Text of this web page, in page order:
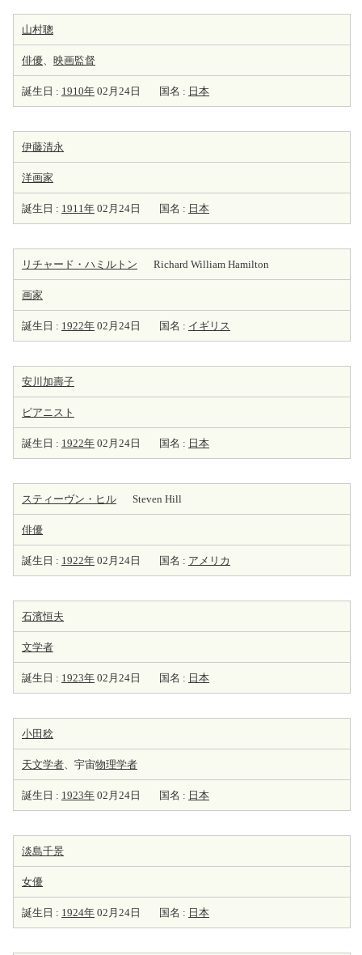
山村聰
俳優、 映画監督
誕生日 : 1910年 02月24日 国名 : 日本
伊藤清永
洋画家
誕生日 : 1911年 02月24日 国名 : 日本
リチャード・ハミルトン Richard William Hamilton
画家
誕生日 : 1922年 02月24日 国名 : イギリス
安川加壽子
ピアニスト
誕生日 : 1922年 02月24日 国名 : 日本
スティーヴン・ヒル Steven Hill
俳優
誕生日 : 1922年 02月24日 国名 : アメリカ
石濱恒夫
文学者
誕生日 : 1923年 02月24日 国名 : 日本
小田稔
天文学者、宇宙物理学者
誕生日 : 1923年 02月24日 国名 : 日本
淡島千景
女優
誕生日 : 1924年 02月24日 国名 : 日本